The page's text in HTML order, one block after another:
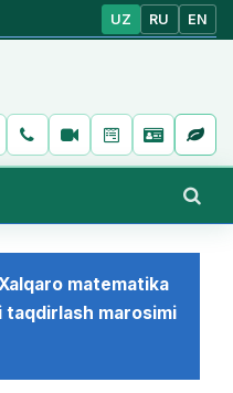
UZ RU EN
matematika
taqdirlash marosimi